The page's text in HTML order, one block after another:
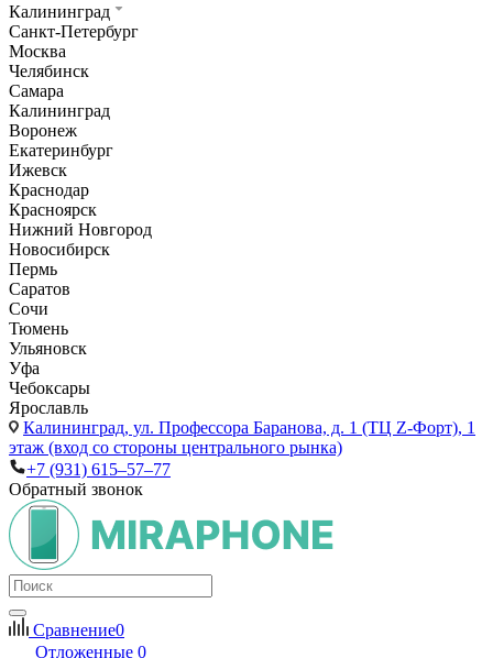
Калининград
Санкт-Петербург
Москва
Челябинск
Самара
Калининград
Воронеж
Екатеринбург
Ижевск
Краснодар
Красноярск
Нижний Новгород
Новосибирск
Пермь
Саратов
Сочи
Тюмень
Ульяновск
Уфа
Чебоксары
Ярославль
Калининград, ул. Профессора Баранова, д. 1 (ТЦ Z-Форт), 1
этаж (вход со стороны центрального рынка)
+7 (931) 615‒57‒77
Обратный звонок
Сравнение0
Отложенные 0